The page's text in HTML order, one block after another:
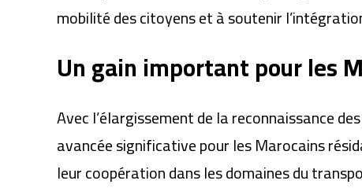
mobilité des citoyens et à soutenir
Un gain important pour les
Avec l’élargissement de la reconnaissance
avancée significative pour les Marocains
leur coopération dans les domaines du